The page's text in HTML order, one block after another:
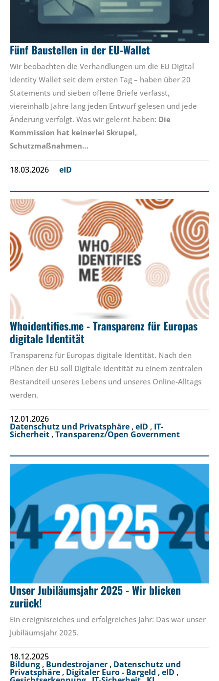
Fünf Baustellen in der EU-Wallet
Wir beobachten die Verhandlungen um die EU Digital
Identity Wallet seit dem ersten Tag – haben über 20
Statements und sieben offene Briefe verfasst,
viereinhalb Jahre lang jeden Entwurf gelesen und jede
Änderung verfolgt. Was wir gelernt haben: Die
Kommission hat keinerlei Skrupel,
Schutzmaßnahmen…
18.03.2026 eID
Whoidentifies.me - Transparenz für Europas
digitale Identität
Transparenz für Europas digitale Identität. Nach den
Plänen der EU soll Digitale Identität zu einem zentralen
Bestandteil unseres Lebens und unseres Online-Alltags
werden.
12.01.2026
Datenschutz und Privatsphäre , eID , IT-
Sicherheit , Transparenz/Open Government
Unser Jubiläumsjahr 2025 - Wir blicken
zurück!
Ein ereignisreiches und erfolgreiches Jahr: Das war unser
Jubiläumsjahr 2025.
18.12.2025
Bildung , Bundestrojaner , Datenschutz und
Privatsphäre , Digitaler Euro - Bargeld , eID ,